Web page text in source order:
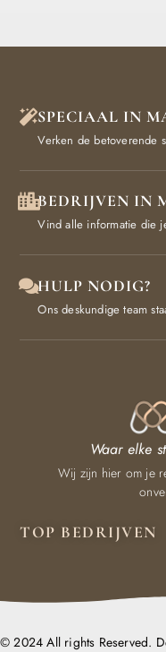
SPECIAAL IN
Verken de betoverende
BEDRIJVEN IN
Vind alle informatie die
HULP NODIG?
Ons deskundige team
TOP BEDRIJVEN
Waar elke
Wij zijn hier om je
© 2024 All rights Reserved.